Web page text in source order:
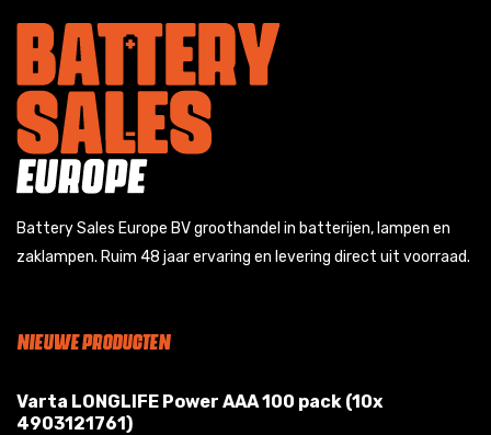
Battery Sales Europe BV groothandel in batterijen, lampen en
zaklampen. Ruim 48 jaar ervaring en levering direct uit voorraad.
NIEUWE PRODUCTEN
Varta LONGLIFE Power AAA 100 pack (10x
4903121761)